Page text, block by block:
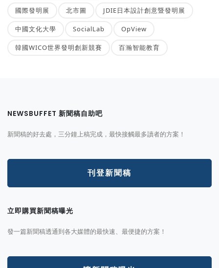
國際發明展 北市圖 JDIE日本設計創意暨發明展
中國文化大學 SocialLab OpView
韓國WICO世界發明創新競賽 百瀚智能教育
NEWSBUFFET 新聞稿自助吧
新聞稿的好去處，三分鐘上稿完成，最快接觸最多讀者的方案！
刊登新聞稿
立即購買新聞稿曝光
發一篇新聞稿透通到各大媒體的最快速、最便捷的方案！